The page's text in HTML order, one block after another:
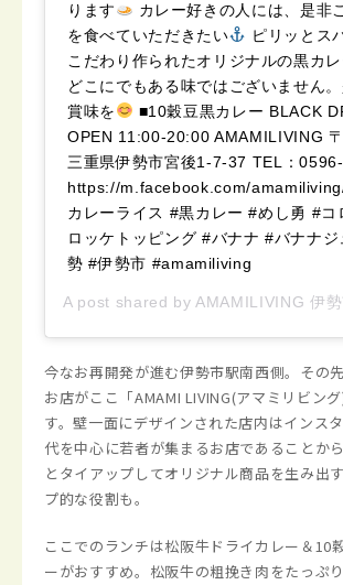
ります
カレー好きの人には、是非
を食べていただきたい
ピリッとス
こだわり作られたオリジナルの黒カ
どこにでもある味ではございません
賞味を
■10穀豆黒カレー BLACK
OPEN 11:00-20:00 AMAMILIVING
三重県伊勢市宮後1-7-37 TEL：
https://m.facebook.com/
カレーライス #黒カレー #めし勇 #コ
ロッケトッピング #バナナ #バナナ
勢 #伊勢市 #amamiliving
A post shared by AMAMILIVING 伊勢市駅前
今なお再開発が進む伊勢市駅南西側。その
お店がここ「AMAMI LIVING(アマミリビン
す。壁一面にデザインされた店内はインス
代を中心に若者が集まるお店であることか
とタイアップしてオリジナル商品を生み出
プ的な役割も。
ここでのランチは松阪牛ドライカレー＆10
ーがおすすめ。松阪牛の粗挽き肉をたっぷ